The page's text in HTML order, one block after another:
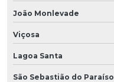
João Monlevade
Viçosa
Lagoa Santa
São Sebastião do Paraíso